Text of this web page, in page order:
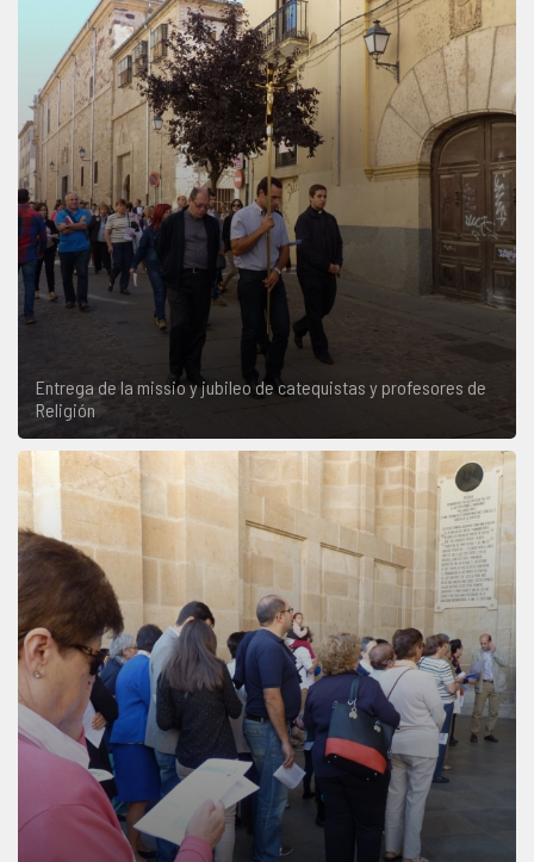
Entrega de la missio y jubileo de catequistas y profesores de
Religión
COMPLIANCE
DOCTRINA DE LA IGLESIA
PORTAL DE TRANSPARENCIA
RENDICIÓN CUENTAS ENTIDADES RELIGIOSAS
PREGUNTAS FRECUENTES
PASTORAL SAMARITANA
CENTROS SOCIALES
APOSTOLADO SEGLAR
VIDA CONSAGRADA
IMÁGENES
VÍDEOS
AUDIOS